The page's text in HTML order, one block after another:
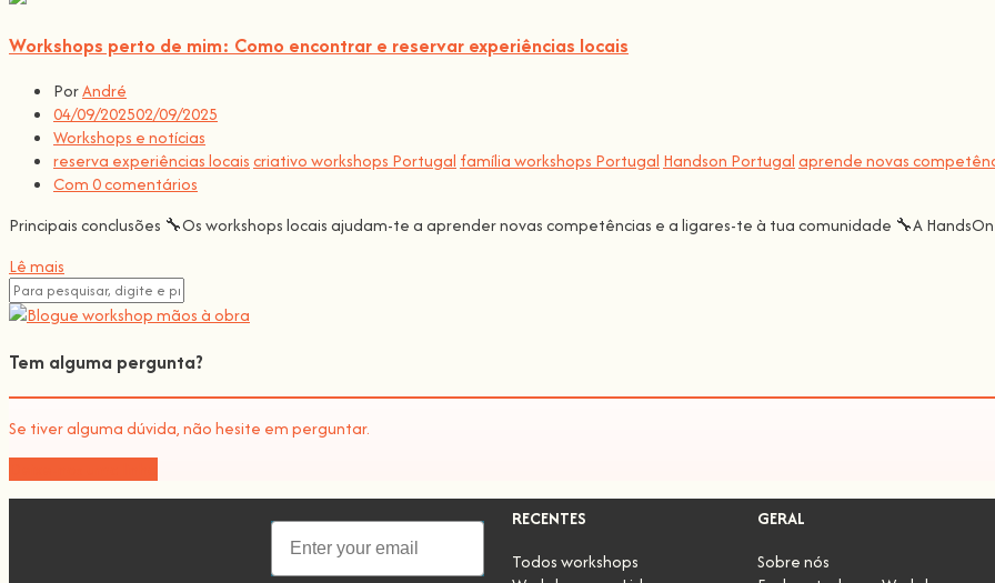
Workshops perto de mim: Como encontrar e reservar experiências locais
PorAndré
04/09/202502/09/2025
Workshops e notícias
reserva experiências locaiscriativo workshops Portugal família workshops Portugal Handson Portugalaprende novas
Com 0 comentários
Principais conclusões 🔧Os workshops locais ajudam-te a aprender novas competências e a ligares-te à tua comunidade 🔧A
Lê mais
Tem alguma pergunta?
Se tiver alguma dúvida, não hesite em perguntar.
RECENTES
Todos workshops
GERAL
Sobre nós